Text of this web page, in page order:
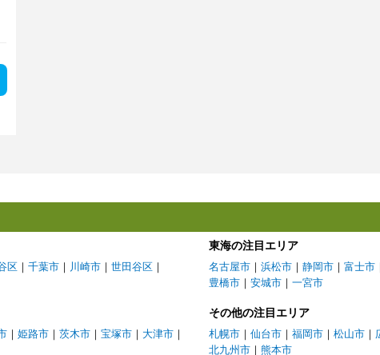
東海の注目エリア
区 ｜ 千葉市 ｜ 川崎市 ｜ 世田谷区 ｜
名古屋市 ｜ 浜松市 ｜ 静岡市 ｜ 富士市
豊橋市 ｜ 安城市 ｜ 一宮市
その他の注目エリア
｜ 姫路市 ｜ 茨木市 ｜ 宝塚市 ｜ 大津市 ｜
札幌市 ｜ 仙台市 ｜ 福岡市 ｜ 松山市 ｜
北九州市 ｜ 熊本市